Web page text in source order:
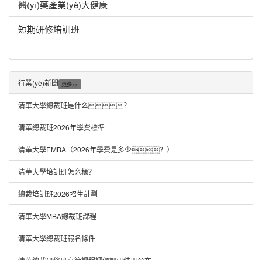
醫(yī)藥產業(yè)大健康
短期研修培訓班
行業(yè)新聞 更多>>
清華大學總裁班是什么？
清華總裁班2026年學費標準
清華大學EMBA（2026年學費是多少？）
清華大學培訓班怎么樣？
總裁培訓班2026招生計劃
清華大學MBA總裁班課程
清華大學總裁班報名條件